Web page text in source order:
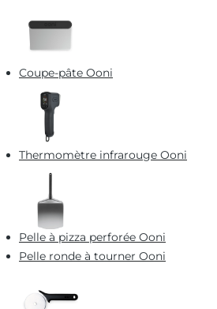
Coupe-pâte Ooni
Thermomètre infrarouge Ooni
Pelle à pizza perforée Ooni
Pelle ronde à tourner Ooni